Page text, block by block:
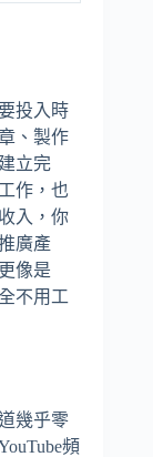
投入時
、製作
立完
作，也
入，你
廣產
像是
不用工
幾乎零
頻